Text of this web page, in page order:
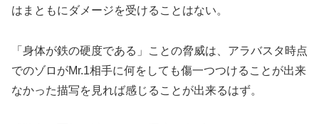
はまともにダメージを受けることはない。
「身体が鉄の硬度である」ことの脅威は、アラバスタ時点
でのゾロがMr.1相手に何をしても傷一つつけることが出来
なかった描写を見れば感じることが出来るはず。